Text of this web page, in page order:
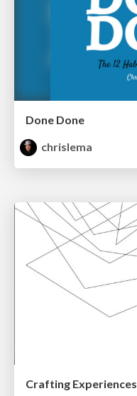
Done Done
chrislema
Crafting Experiences